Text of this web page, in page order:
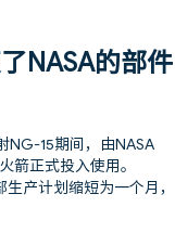
NASA的部件
NG-15期间，由NASA
箭正式投入使用。
产计划缩短为一个月，